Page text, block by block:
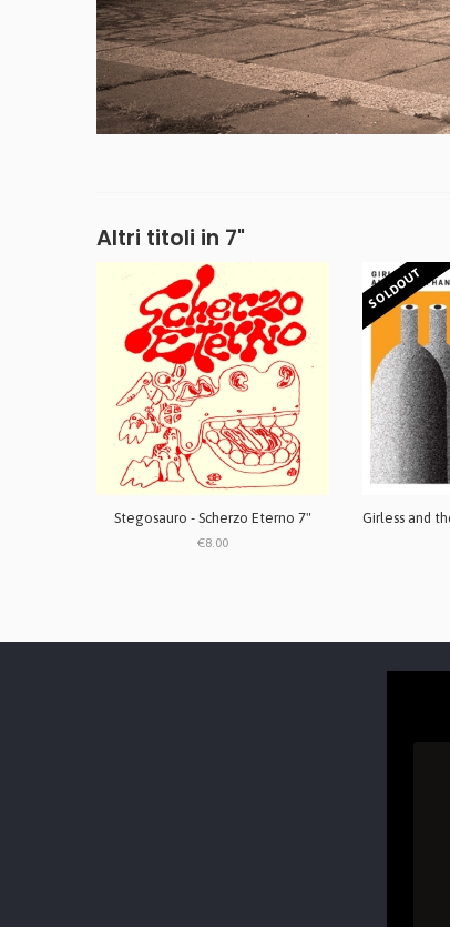
Altri titoli in 7"
Stegosauro - Scherzo Eterno 7"
€8.00
SOLDOUT